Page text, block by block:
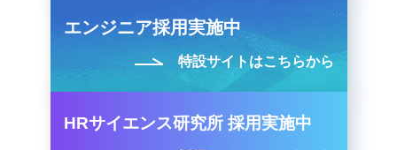
エンジニア採用実施中
特設サイトはこちらから
HRサイエンス研究所 採用実施中